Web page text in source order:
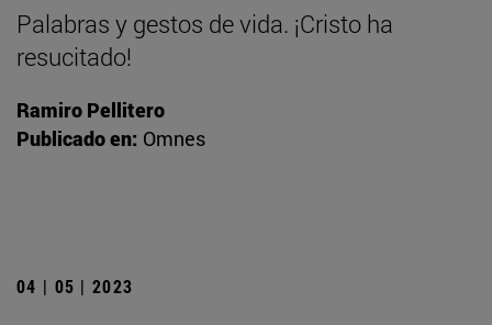
Palabras y gestos de vida. ¡Cristo ha
resucitado!
Ramiro Pellitero
Publicado en: Omnes
04 | 05 | 2023